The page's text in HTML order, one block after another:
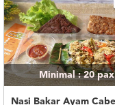
Minimal : 20pax